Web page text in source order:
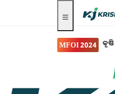
MFOI 2024 କୃଷି